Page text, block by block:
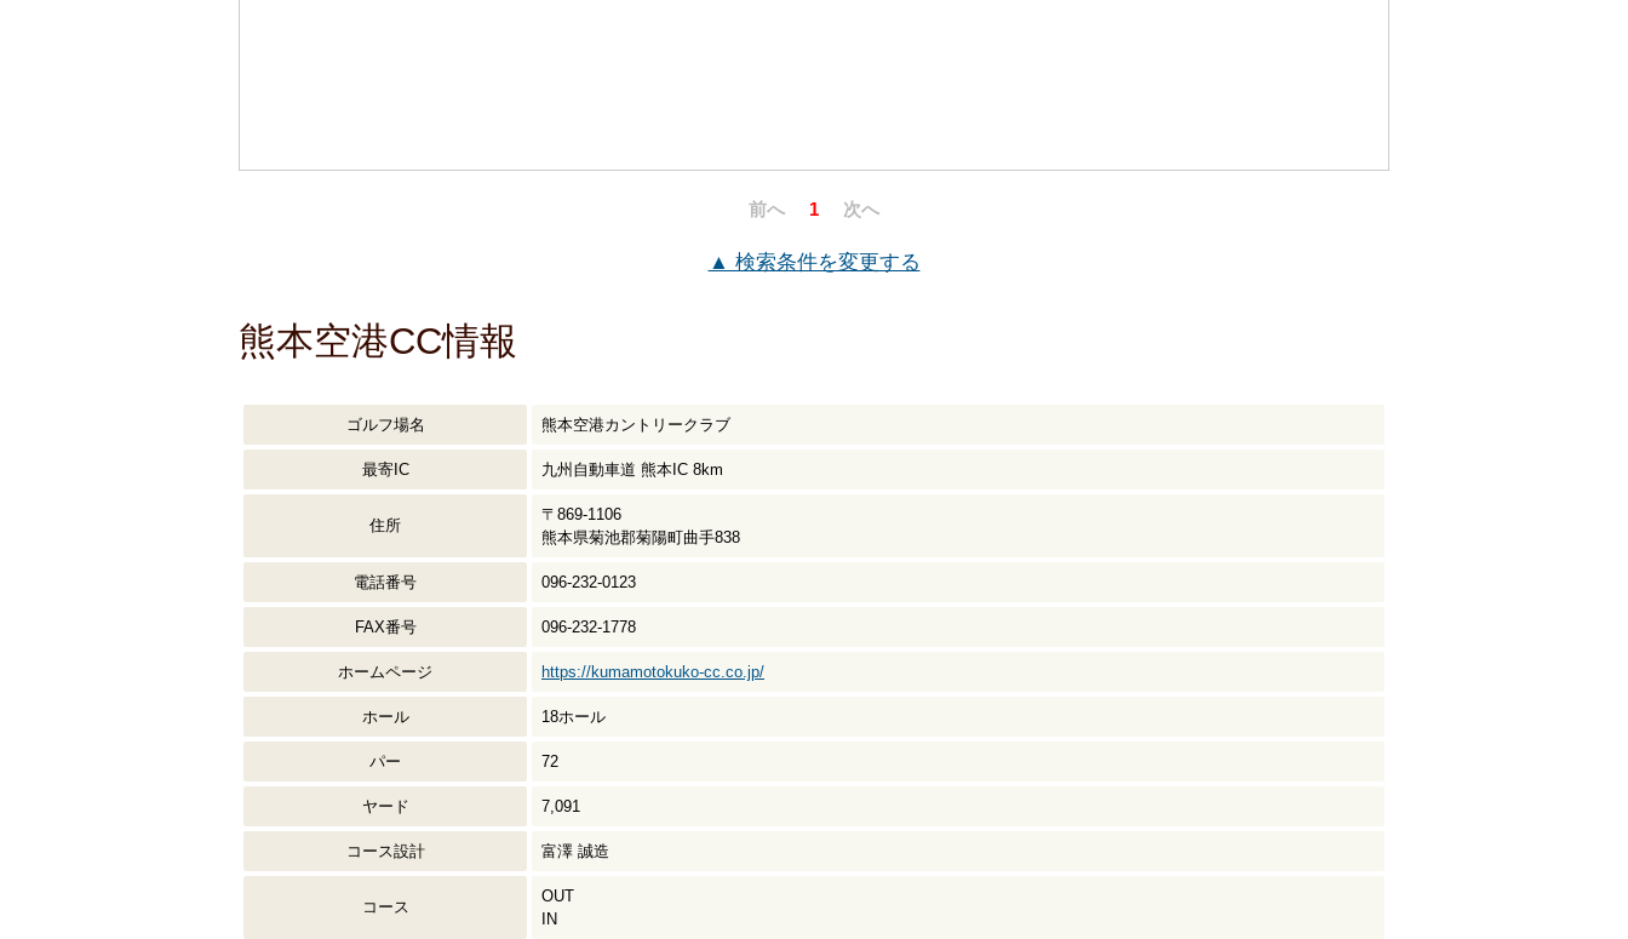
前へ 1 次へ
▲ 検索条件を変更する
熊本空港CC情報
ゴルフ場名 熊本空港カントリークラブ
最寄IC 九州自動車道 熊本IC 8km
住所
〒869-1106
熊本県菊池郡菊陽町曲手838
電話番号 096-232-0123
FAX番号 096-232-1778
ホームページ https://kumamotokuko-cc.co.jp/
ホール 18ホール
パー 72
ヤード 7,091
コース設計 富澤 誠造
コース
OUT
IN